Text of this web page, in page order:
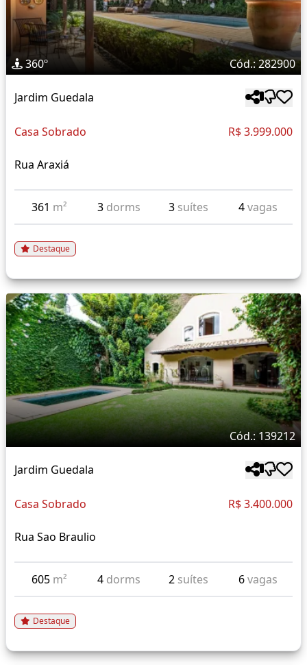
360º Cód.: 282900
Jardim Guedala
Casa Sobrado R$ 3.999.000
Rua Araxiá
361 m² 3 dorms 3 suítes 4vagas
Destaque
Cód.: 139212
Jardim Guedala
Casa Sobrado R$ 3.400.000
Rua Sao Braulio
605 m² 4 dorms 2 suítes 6vagas
Destaque